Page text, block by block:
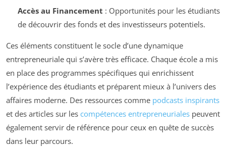
Accès au Financement : Opportunités pour les étudiants
de découvrir des fonds et des investisseurs potentiels.
Ces éléments constituent le socle d’une dynamique
entrepreneuriale qui s’avère très efficace. Chaque école a mis
en place des programmes spécifiques qui enrichissent
l’expérience des étudiants et préparent mieux à l’univers des
affaires moderne. Des ressources comme podcasts inspirants
et des articles sur les compétences entrepreneuriales peuvent
également servir de référence pour ceux en quête de succès
dans leur parcours.